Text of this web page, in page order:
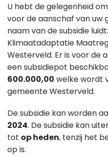
U hebt de gelegenheid
voor de aanschaf van uw
naam van de subsidie
Klimaatadaptatie
Westerveld. Er is voor de
een subsidiepot
600.000,00 welke wordt
gemeente Westerveld.
De subsidie kan worden
2024. De subsidie kan
tot op heden, tenzij het
op is.